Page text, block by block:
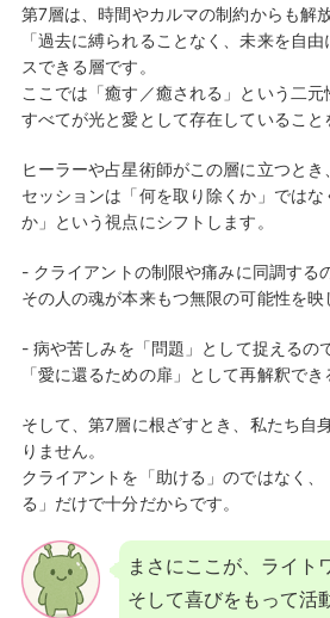
第7層は、時間やカルマの制約からも解
「過去に縛られることなく、未来を自
スできる層です。
ここでは「癒す／癒される」という二元
すべてが光と愛として存在していること
ヒーラーや占星術師がこの層に立つとき、
セッションは「何を取り除くか」では
か」という視点にシフトします。
- クライアントの制限や痛みに同調する
その人の魂が本来もつ無限の可能性を映
- 病や苦しみを「問題」として捉えるの
「愛に還るための扉」として再解釈でき
そして、第7層に根ざすとき、私たち自
りません。
クライアントを「助ける」のではなく
る」だけで十分だからです。
まさにここが、ライト
そして喜びをもって活